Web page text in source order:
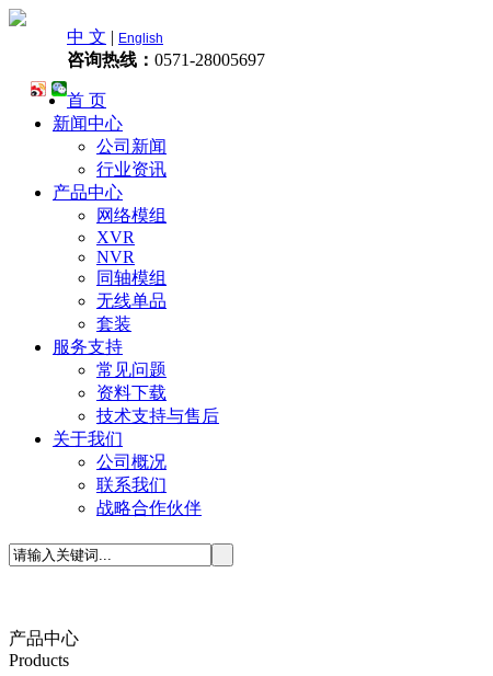
中 文 | English
咨询热线： 0571-28005697
首 页
新闻中心
公司新闻
行业资讯
产品中心
网络模组
XVR
NVR
同轴模组
无线单品
套装
服务支持
常见问题
资料下载
技术支持与售后
关于我们
公司概况
联系我们
战略合作伙伴
产品中心
Products